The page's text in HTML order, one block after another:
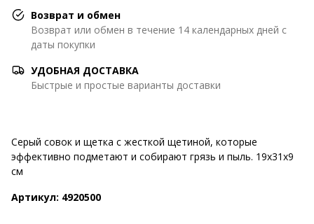
Возврат и обмен
Возврат или обмен в течение 14 календарных дней с
даты покупки
УДОБНАЯ ДОСТАВКА
Быстрые и простые варианты доставки
Серый совок и щетка с жесткой щетиной, которые
эффективно подметают и собирают грязь и пыль. 19x31x9
см
Артикул: 4920500